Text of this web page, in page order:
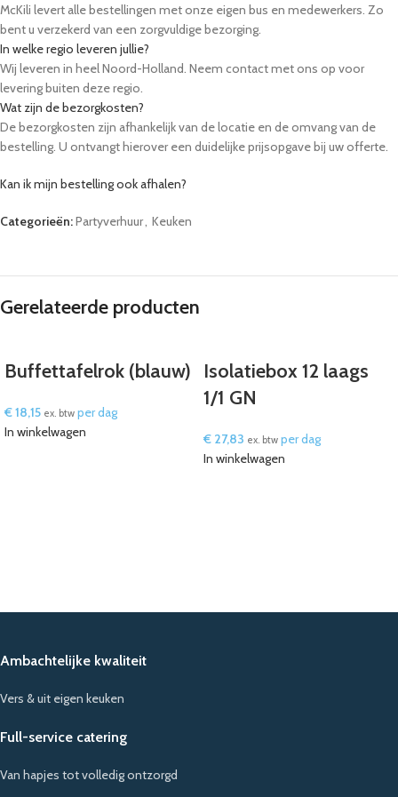
McKili levert alle bestellingen met onze eigen bus en medewerkers. Zo
bent u verzekerd van een zorgvuldige bezorging.
In welke regio leveren jullie?
Wij leveren in heel Noord-Holland. Neem contact met ons op voor
levering buiten deze regio.
Wat zijn de bezorgkosten?
De bezorgkosten zijn afhankelijk van de locatie en de omvang van de
bestelling. U ontvangt hierover een duidelijke prijsopgave bij uw offerte.
Kan ik mijn bestelling ook afhalen?
Kunnen tafels, stoelen en servies meegeleverd worden?
Hoe lang van tevoren moet ik bestellen?
Wij raden aan om minimaal 48 uur van tevoren te bestellen. Voor grote
evenementen adviseren we om eerder contact op te nemen.
Categorieën:Partyverhuur, Keuken
Gerelateerde producten
Buffettafelrok (blauw)
€18,15 ex. btw per dag
In winkelwagen
Isolatiebox 12 laags
1/1 GN
€ 27,83 ex. btw per dag
In winkelwagen
Ambachtelijke kwaliteit
Vers & uit eigen keuken
Full-service catering
Van hapjes tot volledig ontzorgd